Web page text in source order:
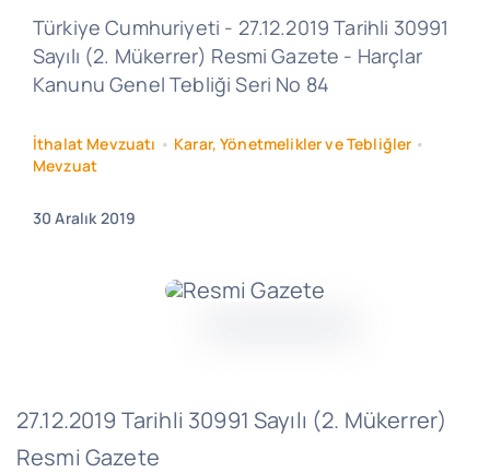
Türkiye Cumhuriyeti - 27.12.2019 Tarihli 30991
Sayılı (2. Mükerrer) Resmi Gazete - Harçlar
Kanunu Genel Tebliği Seri No 84
İthalat Mevzuatı • Karar, Yönetmelikler ve Tebliğler •
Mevzuat
30 Aralık 2019
27.12.2019 Tarihli 30991 Sayılı (2. Mükerrer)
Resmi Gazete